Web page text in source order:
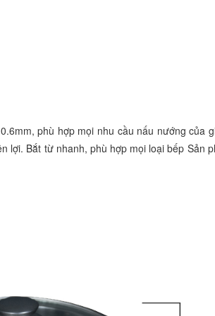
phù hợp mọi nhu cầu nấu nướng của
lợi. Bắt từ nhanh, phù hợp mọi loại bếp Sản